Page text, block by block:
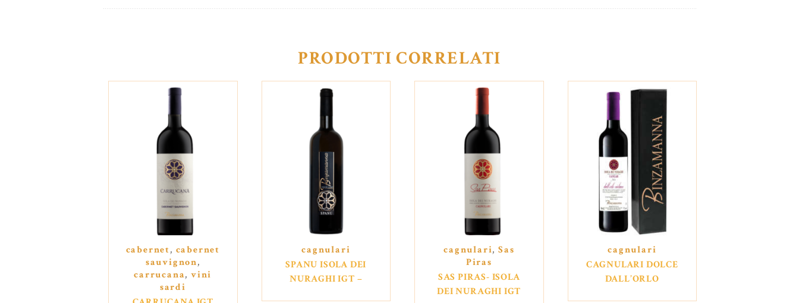
PRODOTTI CORRELATI
cabernet, cabernet
sauvignon,
carrucana,vini
sardi
cagnulari
SPANU ISOLA DEI
NURAGHI IGT –
cagnulari, Sas
Piras
SAS PIRAS- ISOLA
DEI NURAGHI IGT
cagnulari
CAGNULARI DOLCE
DALL’ORLO